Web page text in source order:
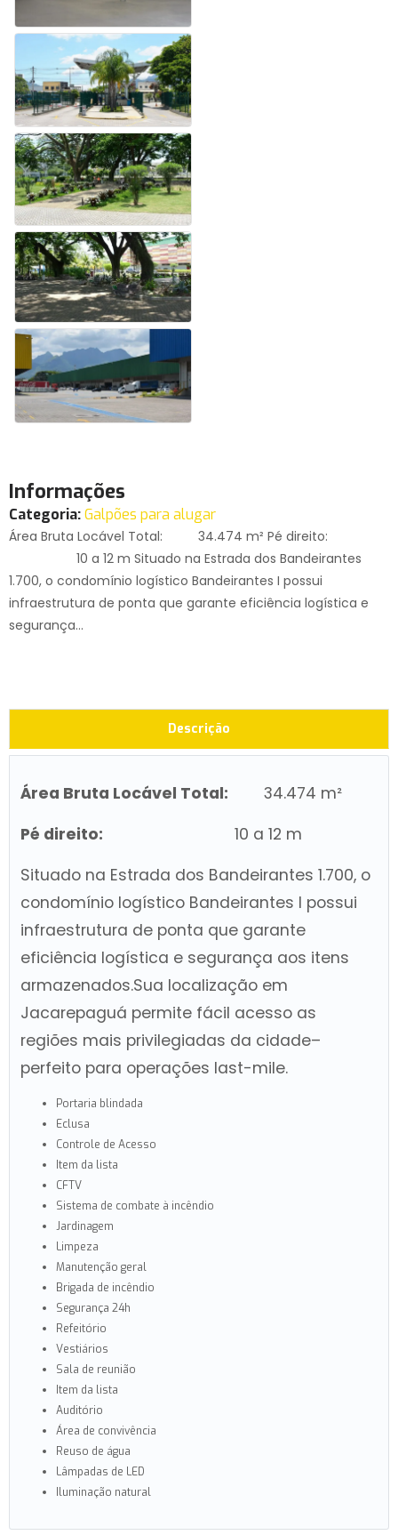
Informações
Categoria:Galpões para alugar
Área Bruta Locável Total: 34.474 m² Pé direito:
10 a 12 m Situado na Estrada dos Bandeirantes
1.700, o condomínio logístico Bandeirantes I possui
infraestrutura de ponta que garante eficiência logística e
segurança...
Descrição
Área Bruta Locável Total: 34.474 m²
Pé direito: 10 a 12 m
Situado na Estrada dos Bandeirantes 1.700, o
condomínio logístico Bandeirantes I possui
infraestrutura de ponta que garante
eficiência logística e segurança aos itens
armazenados.Sua localização em
Jacarepaguá permite fácil acesso as
regiões mais privilegiadas da cidade–
perfeito para operações last-mile.
Portaria blindada
Eclusa
Controle de Acesso
Item da lista
CFTV
Sistema de combate à incêndio
Jardinagem
Limpeza
Manutenção geral
Brigada de incêndio
Segurança 24h
Refeitório
Vestiários
Sala de reunião
Item da lista
Auditório
Área de convivência
Reuso de água
Lâmpadas de LED
Iluminação natural